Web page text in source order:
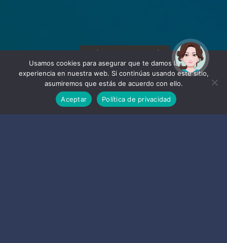
Usamos cookies para asegurar que te damos la mejor
experiencia en nuestra web. Si continúas usando este sitio,
asumiremos que estás de acuerdo con ello.
Aceptar
Política de privacidad
¡Hola! Soy Noy. ¿Puedo
ayudarte?